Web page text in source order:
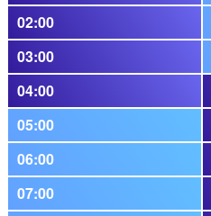
02:00
03:00
04:00
05:00
06:00
07:00